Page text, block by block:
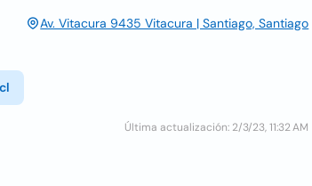
Av. Vitacura 9435 Vitacura | Santiago, Santiago
Última actualización: 2/3/23, 11:32 AM